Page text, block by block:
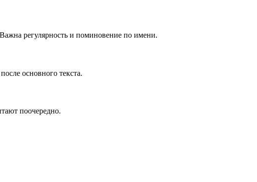
регулярность и поминовение по имени.
основного текста.
поочередно.